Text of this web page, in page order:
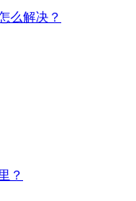
么解决？
？